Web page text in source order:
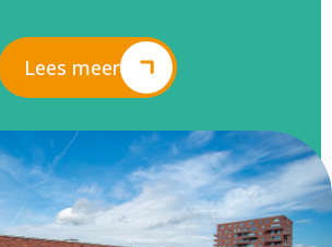
Lees meer